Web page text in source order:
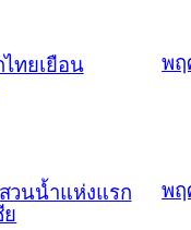
ไทยเยือน
พฤ
วนน้ำแห่งแรก
ย
พฤ